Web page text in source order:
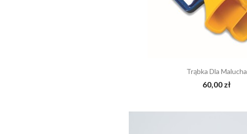
Trąbka Dla Malucha
60,00 zł